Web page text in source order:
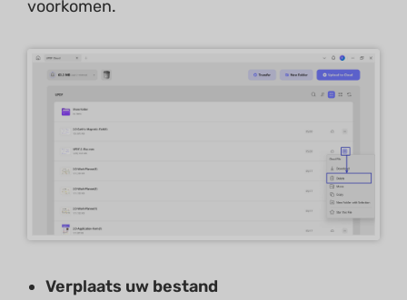
voorkomen.
Verplaats uw bestand